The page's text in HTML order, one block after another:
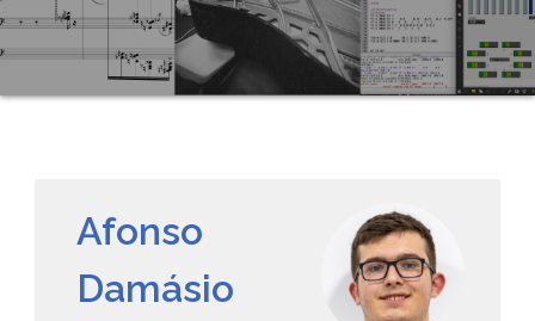
Afonso
Damásio